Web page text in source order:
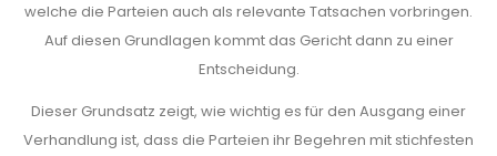
welche die Parteien auch als relevante Tatsachen vorbringen.
Auf diesen Grundlagen kommt das Gericht dann zu einer
Entscheidung.
Dieser Grundsatz zeigt, wie wichtig es für den Ausgang einer
Verhandlung ist, dass die Parteien ihr Begehren mit stichfesten